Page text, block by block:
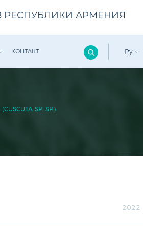
АРМЕНИЯ
КОНТАКТ Ру
SP. SP.)
2022-